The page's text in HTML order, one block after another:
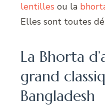
lentilles ou la
Elles sont toutes
La Bhorta
grand
Bangladesh